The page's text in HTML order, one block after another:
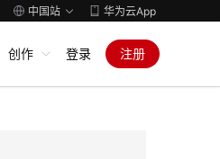
中国站 华为云App
创作 登录 注册